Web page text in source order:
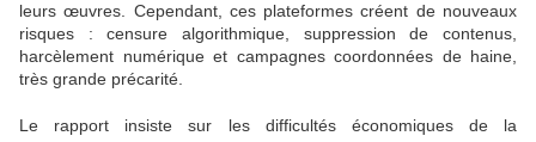
leurs œuvres. Cependant, ces plateformes créent de nouveaux
risques : censure algorithmique, suppression de contenus,
harcèlement numérique et campagnes coordonnées de haine,
très grande précarité.
Le rapport insiste sur les difficultés économiques de la